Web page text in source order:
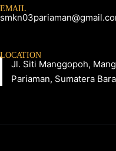
EMAIL
LOCATION
Jl. Siti Manggopoh,
Pariaman, Sumatera